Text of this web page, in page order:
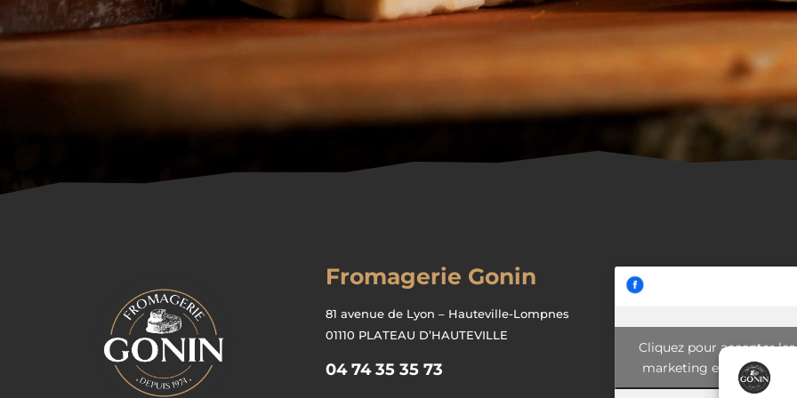
Fromagerie Gonin
81 avenue de Lyon – Hauteville-Lompnes
01110 PLATEAU D’HAUTEVILLE
04 74 35 35 73
Cliquez pour accepter
marketing et activer ce